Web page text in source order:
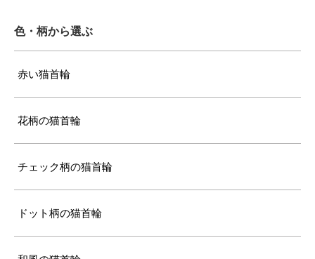
色・柄から選ぶ
赤い猫首輪
花柄の猫首輪
チェック柄の猫首輪
ドット柄の猫首輪